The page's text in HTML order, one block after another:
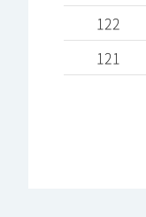
122
121